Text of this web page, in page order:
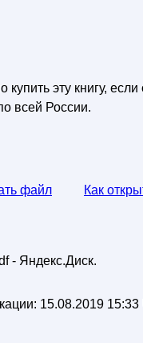
эту книгу,
всей России.
файл Как
- Яндекс.Диск.
15.08.2019 15:33